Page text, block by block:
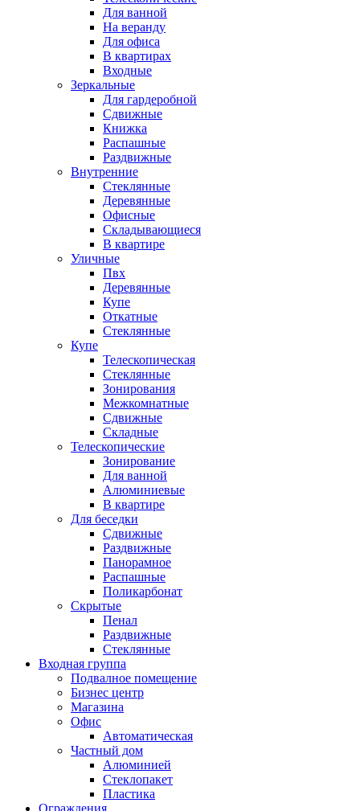
Для ванной
На веранду
Для офиса
В квартирах
Входные
Зеркальные
Для гардеробной
Сдвижные
Книжка
Распашные
Раздвижные
Внутренние
Стеклянные
Деревянные
Офисные
Складывающиеся
В квартире
Уличные
Пвх
Деревянные
Купе
Откатные
Стеклянные
Купе
Телескопическая
Стеклянные
Зонирования
Межкомнатные
Сдвижные
Складные
Телескопические
Зонирование
Для ванной
Алюминиевые
В квартире
Для беседки
Сдвижные
Раздвижные
Панорамное
Распашные
Поликарбонат
Скрытые
Пенал
Раздвижные
Стеклянные
Входная группа
Подвалное помещение
Бизнес центр
Магазина
Офис
Автоматическая
Частный дом
Алюминией
Стеклопакет
Пластика
Ограждения